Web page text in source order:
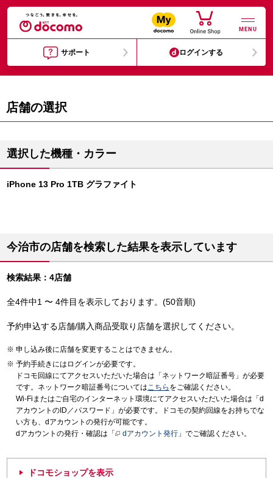
MENU
サポート ログインする
店舗の選択
選択した機種・カラー
iPhone 13 Pro 1TB グラファイト
今治市の店舗を検索した結果を表示しています
検索結果：4店舗
全4件中1 〜 4件目を表示しております。(50音順)
予約申込する店舗/購入商品受取り店舗を選択してください。
申し込み後に店舗を変更することはできません。
予約手続きにはログインが必要です。
ドコモ回線にてアクセスいただいた場合は「ネットワーク暗証番号」が必要
です。ネットワーク暗証番号についてはこちら をご確認ください。
Wi-Fiまたはご自宅のインターネット環境にてアクセスいただいた場合は「d
アカウントのID／パスワード」が必要です。ドコモの契約回線をお持ちでな
い方も、dアカウントの発行が可能です。
dアカウントの発行・確認は「
dアカウント発行 」でご確認ください。
ドコモショップを表示